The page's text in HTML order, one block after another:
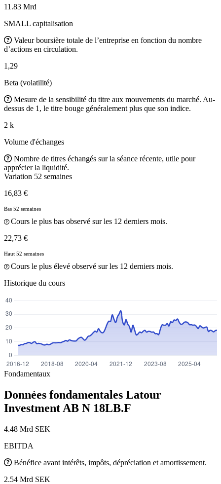
11.83 Mrd
SMALL capitalisation
Valeur boursière totale de l’entreprise en fonction du nombre
d’actions en circulation.
1,29
Beta (volatilité)
Mesure de la sensibilité du titre aux mouvements du marché. Au-
dessus de 1, le titre bouge généralement plus que son indice.
2 k
Volume d'échanges
Nombre de titres échangés sur la séance récente, utile pour
apprécier la liquidité.
Variation 52 semaines
16,83 €
Bas 52 semaines
Cours le plus bas observé sur les 12 derniers mois.
22,73 €
Haut 52 semaines
Cours le plus élevé observé sur les 12 derniers mois.
Historique du cours
Fondamentaux
Données fondamentales Latour
Investment AB N 18LB.F
4.48 Mrd SEK
EBITDA
Bénéfice avant intérêts, impôts, dépréciation et amortissement.
2.54 Mrd SEK